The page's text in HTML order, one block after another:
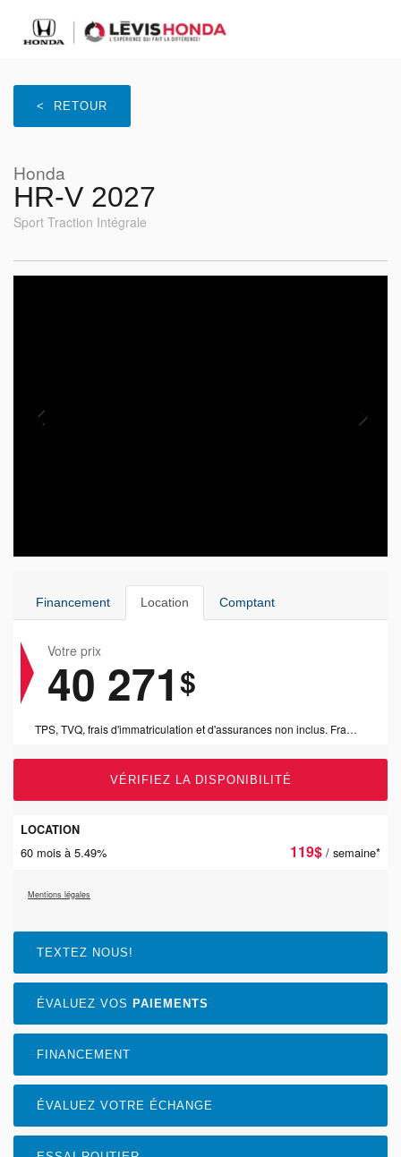
< RETOUR
Honda
HR-V 2027
Sport Traction Intégrale
Financement Location Comptant
Votre prix
40 271$
TPS, TVQ, frais d'immatriculation et d'assurances non inclus. Frais concessionnaire de 1199$ inclus.
VÉRIFIEZ LA DISPONIBILITÉ
LOCATION
60 mois à 5.49% 119$ / semaine*
Mentions légales
TEXTEZ NOUS!
ÉVALUEZ VOS PAIEMENTS
FINANCEMENT
ÉVALUEZ VOTRE ÉCHANGE